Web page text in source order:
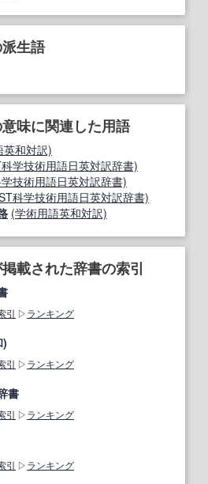
生語
味に関連した用語
英和対訳)
学技術用語日英対訳辞書)
技術用語日英対訳辞書)
科学技術用語日英対訳辞書)
(学術用語英和対訳)
載された辞書の索引
引 ランキング
)
引 ランキング
書
引 ランキング
引 ランキング